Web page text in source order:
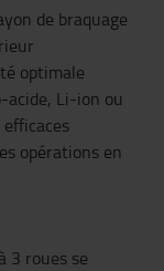
de braquage
optimale
acide, Li-ion ou
opérations en
3 roues se